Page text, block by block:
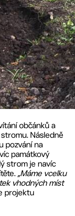
občánků a
Následně
pozvání na
památkový
strom je navíc
„Máme vcelku
vhodných míst
projektu